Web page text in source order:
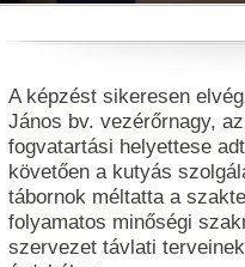
A képzést sikeresen
János bv. vezérőrnagy,
fogvatartási helyettese
követően a kutyás
tábornok méltatta a
folyamatos minőségi
szervezet távlati